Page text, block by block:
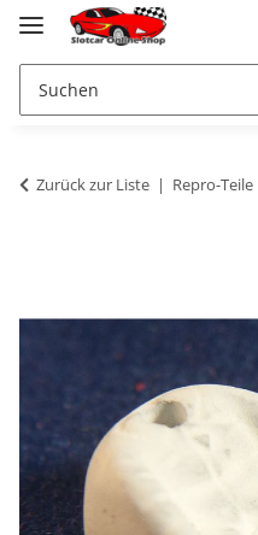
Zurück zur Liste Repro-Teile